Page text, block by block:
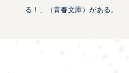
る！」（青春文庫）がある。